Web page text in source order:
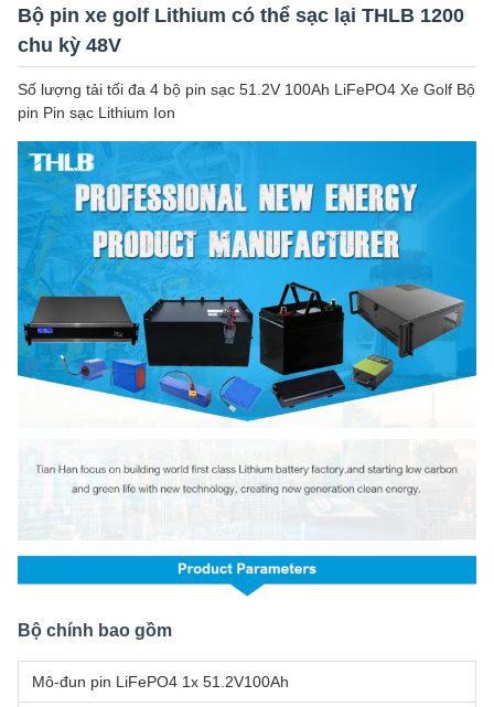
Bộ pin xe golf Lithium có thể sạc lại THLB 1200
chu kỳ 48V
Số lượng tải tối đa 4 bộ pin sạc 51.2V 100Ah LiFePO4 Xe Golf Bộ
pin Pin sạc Lithium Ion
Bộ chính bao gồm
Mô-đun pin LiFePO4 1x 51.2V100Ah